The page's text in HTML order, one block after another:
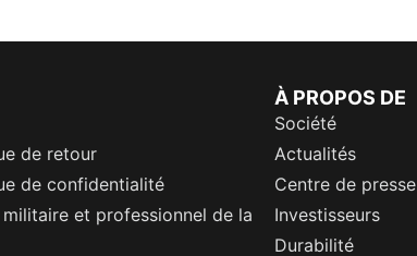
de retour
de confidentialité
militaire et professionnel de la
À PROPOS DE
Société
Actualités
Centre de presse
Investisseurs
Durabilité